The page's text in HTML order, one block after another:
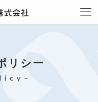
リシー
i c y –